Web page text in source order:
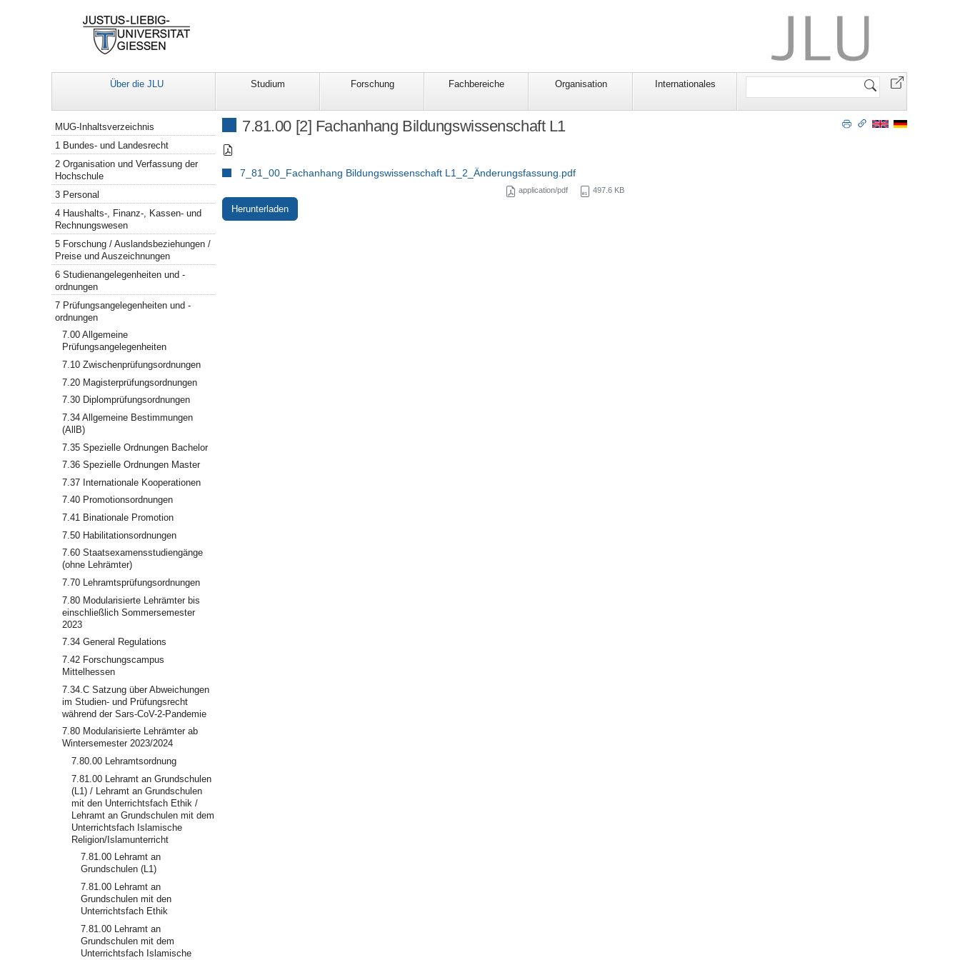
Über die JLU Studium Forschung Fachbereiche Organisation Internationales
Website
7.81.00 [2] Fachanhang Bildungswissenschaft L1
7_81_00_Fachanhang Bildungswissenschaft L1_2_Änderungsfassung.pdf
application/pdf 497.6 KB
Herunterladen
Navigation
MUG-Inhaltsverzeichnis
1 Bundes- und Landesrecht
2 Organisation und Verfassung der
Hochschule
3 Personal
4 Haushalts-, Finanz-, Kassen- und
Rechnungswesen
5 Forschung / Auslandsbeziehungen /
Preise und Auszeichnungen
6 Studienangelegenheiten und -
ordnungen
7 Prüfungsangelegenheiten und -
ordnungen
7.00 Allgemeine
Prüfungsangelegenheiten
7.10 Zwischenprüfungsordnungen
7.20 Magisterprüfungsordnungen
7.30 Diplomprüfungsordnungen
7.34 Allgemeine Bestimmungen
(AllB)
7.35 Spezielle Ordnungen Bachelor
7.36 Spezielle Ordnungen Master
7.37 Internationale Kooperationen
7.40 Promotionsordnungen
7.41 Binationale Promotion
7.50 Habilitationsordnungen
7.60 Staatsexamensstudiengänge
(ohne Lehrämter)
7.70 Lehramtsprüfungsordnungen
7.80 Modularisierte Lehrämter bis
einschließlich Sommersemester
2023
7.34 General Regulations
7.42 Forschungscampus
Mittelhessen
7.34.C Satzung über Abweichungen
im Studien- und Prüfungsrecht
während der Sars-CoV-2-Pandemie
7.80 Modularisierte Lehrämter ab
Wintersemester 2023/2024
7.80.00 Lehramtsordnung
7.81.00 Lehramt an Grundschulen
(L1) / Lehramt an Grundschulen
mit den Unterrichtsfach Ethik /
Lehramt an Grundschulen mit dem
Unterrichtsfach Islamische
Religion/Islamunterricht
7.81.00 Lehramt an
Grundschulen (L1)
7.81.00 Lehramt an
Grundschulen mit den
Unterrichtsfach Ethik
7.81.00 Lehramt an
Grundschulen mit dem
Unterrichtsfach Islamische